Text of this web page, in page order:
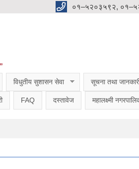
०१–५२०३५९२,
विधुतीय सुशासन सेवा सूचना तथा
FAQ दस्तावेज महालक्ष्मी